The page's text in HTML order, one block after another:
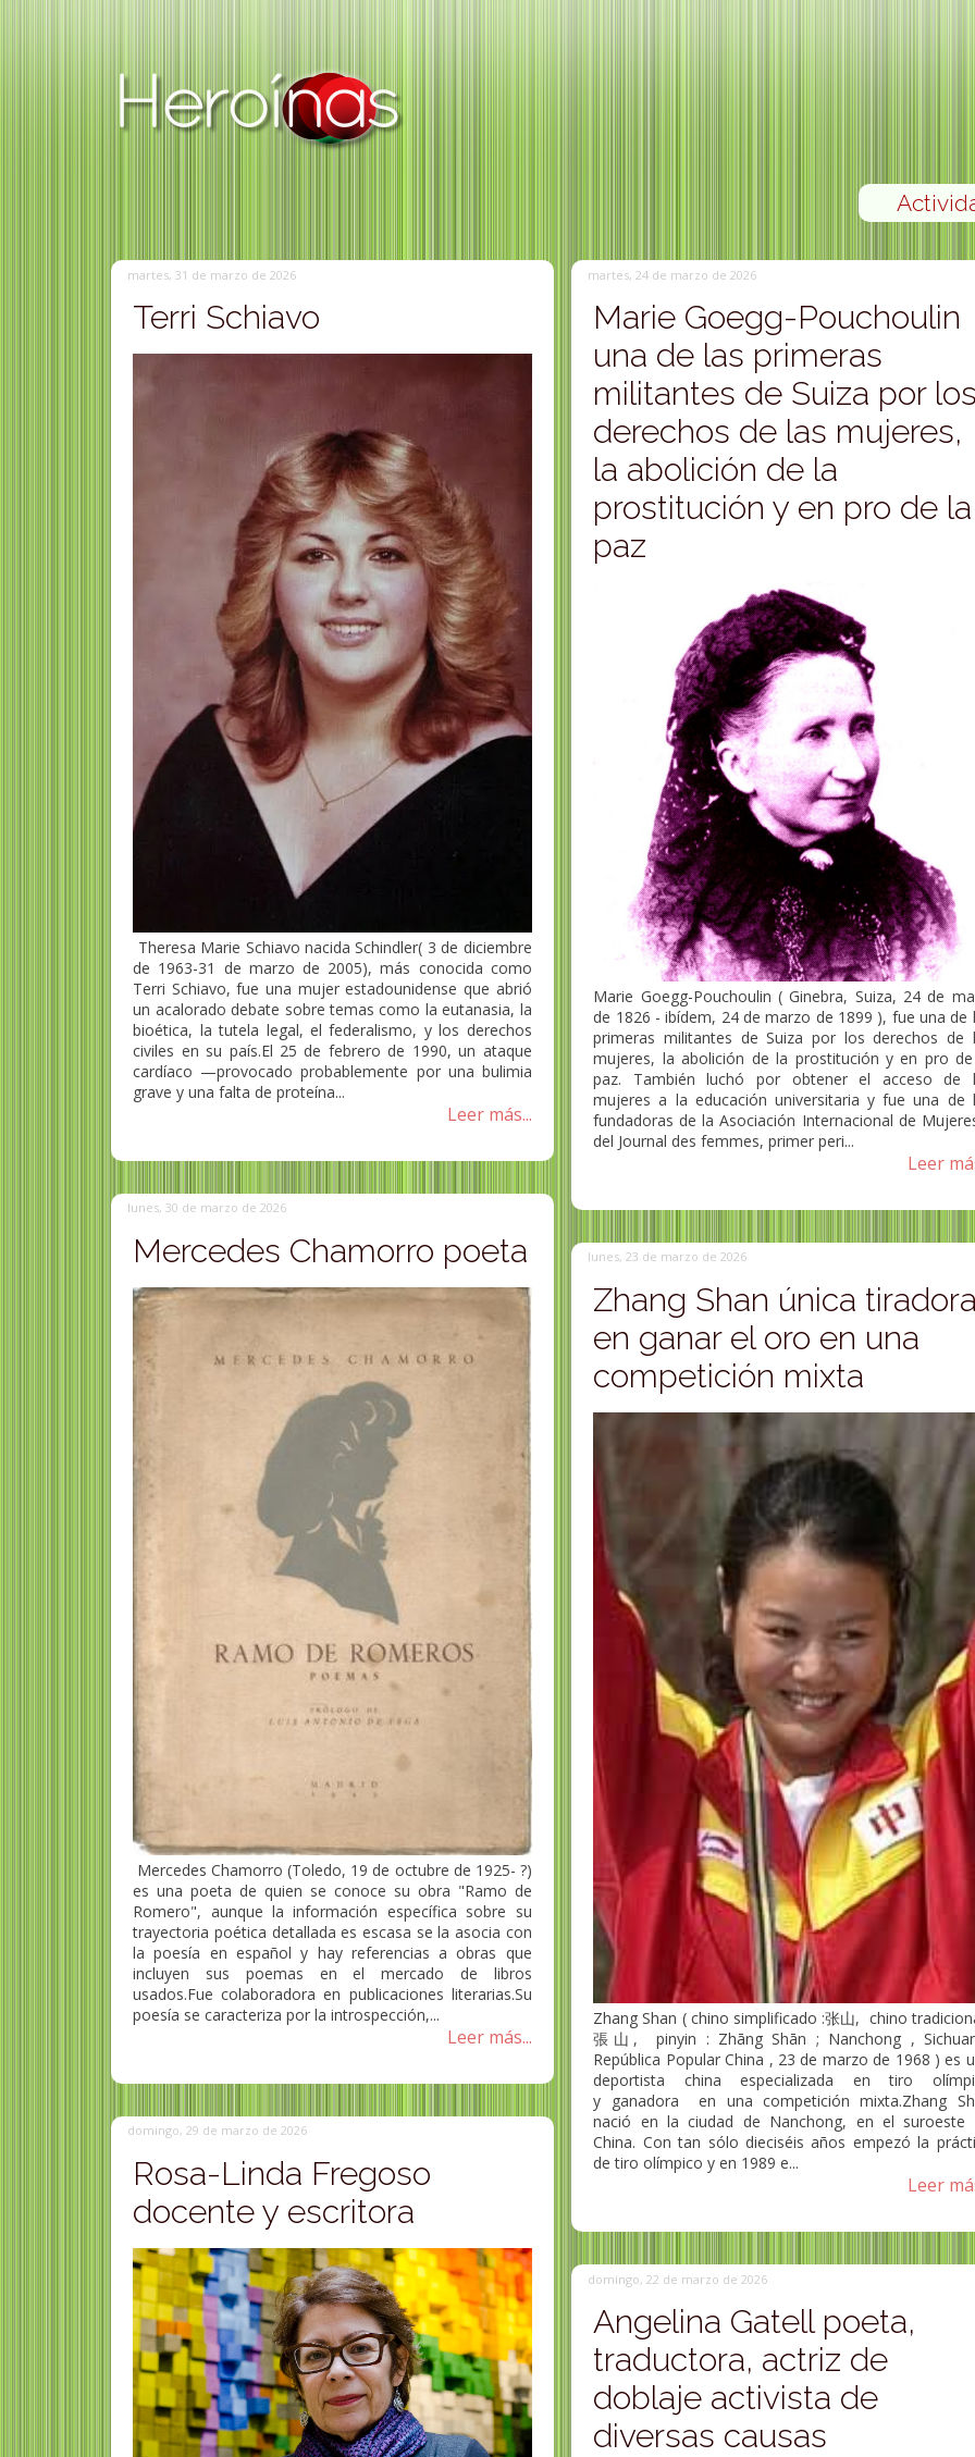
martes, 31 de marzo de 2026
Terri Schiavo
Theresa Marie Schiavo nacida Schindler( 3 de diciembre
de 1963-31 de marzo de 2005), más conocida como
Terri Schiavo, fue una mujer estadounidense que abrió
un acalorado debate sobre temas como la eutanasia, la
bioética, la tutela legal, el federalismo, y los derechos
civiles en su país.El 25 de febrero de 1990, un ataque
cardíaco —provocado probablemente por una bulimia
grave y una falta de proteína...
Leer más...
lunes, 30 de marzo de 2026
Mercedes Chamorro poeta
Mercedes Chamorro (Toledo, 19 de octubre de 1925- ?)
es una poeta de quien se conoce su obra "Ramo de
Romero", aunque la información específica sobre su
trayectoria poética detallada es escasa se la asocia con
la poesía en español y hay referencias a obras que
incluyen sus poemas en el mercado de libros
usados.Fue colaboradora en publicaciones literarias.Su
poesía se caracteriza por la introspección,...
Leer más...
domingo, 29 de marzo de 2026
Rosa-Linda Fregoso
docente y escritora
martes, 24 de marzo de 2026
Marie Goegg-Pouchoulin
una de las primeras
militantes de Suiza por los
derechos de las mujeres,
la abolición de la
prostitución y en pro de la
paz
Marie Goegg-Pouchoulin ( Ginebra, Suiza, 24 de
de 1826 - ibídem, 24 de marzo de 1899 ), fue una de
primeras militantes de Suiza por los derechos de
mujeres, la abolición de la prostitución y en pro
paz. También luchó por obtener el acceso de
mujeres a la educación universitaria y fue una de
fundadoras de la Asociación Internacional de
del Journal des femmes, primer peri...
Leer
lunes, 23 de marzo de 2026
Zhang Shan única tiradora
en ganar el oro en una
competición mixta
Zhang Shan ( chino simplificado :张山, chino
張山, pinyin : Zhāng Shān ; Nanchong ,
República Popular China , 23 de marzo de 1968 ) es
deportista china especializada en tiro
y ganadora en una competición mixta.Zhang
nació en la ciudad de Nanchong, en el suroeste
China. Con tan sólo dieciséis años empezó la
de tiro olímpico y en 1989 e...
Leer
domingo, 22 de marzo de 2026
Angelina Gatell poeta,
traductora, actriz de
doblaje activista de
diversas causas
Marion Talbot pionera
Decana de la Mujer en la
Universidad de Chicago
Marion Talbot (31 de julio de 1858 -
20 de octubre de 1948) fue una
Caroline Healey
escritora
Caroline Wells Dall
(Boston,